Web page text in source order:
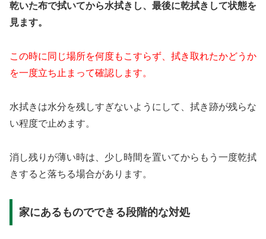
乾いた布で拭いてから水拭きし、最後に乾拭きして状態を
見ます。
この時に同じ場所を何度もこすらず、拭き取れたかどうか
を一度立ち止まって確認します。
水拭きは水分を残しすぎないようにして、拭き跡が残らな
い程度で止めます。
消し残りが薄い時は、少し時間を置いてからもう一度乾拭
きすると落ちる場合があります。
家にあるものでできる段階的な対処